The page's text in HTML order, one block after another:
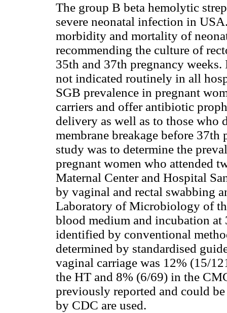
The group B beta hemolytic
severe neonatal infection in
morbidity and mortality of
recommending the culture of
35th and 37th pregnancy weeks.
not indicated routinely in all
SGB prevalence in pregnant
carriers and offer antibiotic
delivery as well as to those who
membrane breakage before
study was to determine the
pregnant women who attended
Maternal Center and Hospital
by vaginal and rectal swabbing
Laboratory of Microbiology of
blood medium and incubation
identified by conventional
determined by standardised
vaginal carriage was 12% (15/
the HT and 8% (6/69) in the
previously reported and could
by CDC are used.